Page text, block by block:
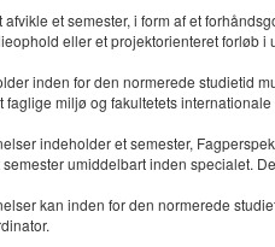
et semester, i form af et
eller et projektorienteret forløb i
inden for den normerede studietid
miljø og fakultetets internationale
indeholder et semester,
umiddelbart inden specialet.
kan inden for den normerede